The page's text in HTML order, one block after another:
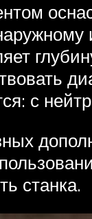
с
станка.